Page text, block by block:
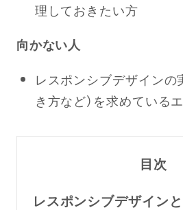
理しておきたい方
向かない人
レスポンシブデザインの
き方など）を求めている
目次
レスポンシブデザイン